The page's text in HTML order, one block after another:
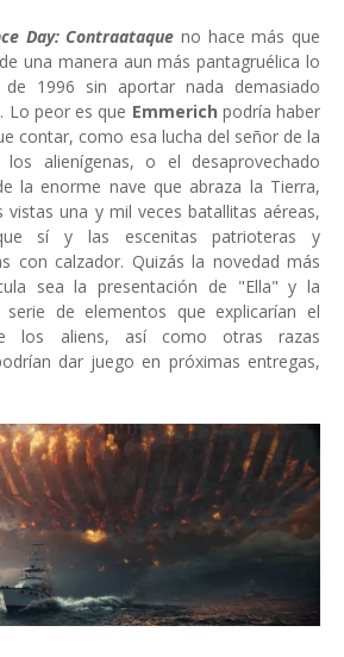
Day: Contraataque no hace más que
una manera aun más pantagruélica lo
1996 sin aportar nada demasiado
Lo peor es que Emmerich podría haber
contar, como esa lucha del señor de la
alienígenas, o el desaprovechado
la enorme nave que abraza la Tierra,
vistas una y mil veces batallitas aéreas,
sí y las escenitas patrioteras y
con calzador. Quizás la novedad más
sea la presentación de "Ella" y la
de elementos que explicarían el
los aliens, así como otras razas
dar juego en próximas entregas,